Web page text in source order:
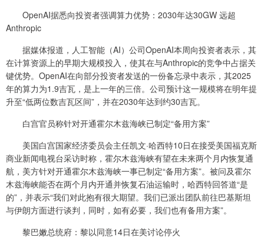
OpenAI据悉向投资者强调算力优势：2030年达30GW 远超
Anthropic
据媒体报道，人工智能（AI）公司OpenAI本周向投资者表示，其
在计算资源上的早期大规模投入，使其在与Anthropic的竞争中占据关
键优势。OpenAI在向部分投资者发送的一份备忘录中表示，其2025
年的算力为1.9吉瓦，是上一年的三倍。公司预计这一规模将在明年提
升至“低两位数吉瓦区间”，并在2030年达到约30吉瓦。
白宫官员称针对开通霍尔木兹海峡已制定“备用方案”
美国白宫国家经济委员会主任凯文·哈西特10日在接受美国福克斯
商业新闻电视台采访时称，霍尔木兹海峡有望在未来两个月内恢复通
航，美方针对开通霍尔木兹海峡一事已制定“备用方案”。被问及霍尔
木兹海峡能否在两个月内开通并恢复石油运输时，哈西特回答道“是
的”，并表示“我们对此抱有很大期望。我们已派出团队前往巴基斯坦
与伊朗方面进行谈判，同时，如有必要，我们也有备用方案”。
黎巴嫩总统府：黎以同意14日在美讨论停火